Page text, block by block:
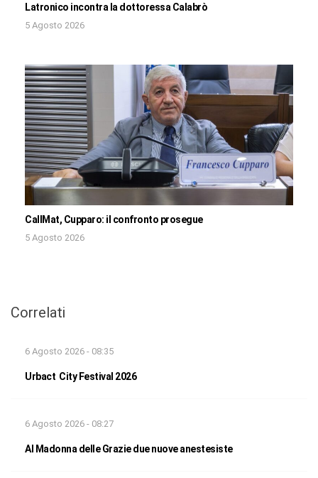
Latronico incontra la dottoressa Calabrò
5 Agosto 2026
CallMat, Cupparo: il confronto prosegue
5 Agosto 2026
Correlati
6 Agosto 2026 - 08:35
Urbact City Festival 2026
6 Agosto 2026 - 08:27
Al Madonna delle Grazie due nuove anestesiste